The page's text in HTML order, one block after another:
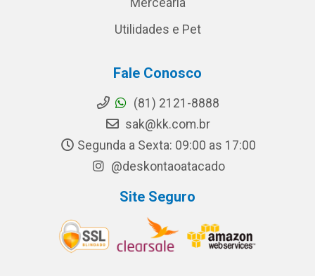
Mercearia
Utilidades e Pet
Fale Conosco
(81) 2121-8888
sak@kk.com.br
Segunda a Sexta: 09:00 as 17:00
@deskontaoatacado
Site Seguro